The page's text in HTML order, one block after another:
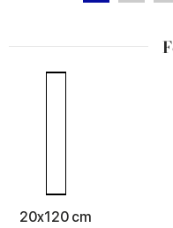
20x120 cm